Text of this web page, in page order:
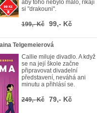
aby toho nebylo málo, říkají
si "drakouni".
199,- Kč 99,- Kč
Telgemeierová
Callie miluje divadlo. A když
se na její škole začne
připravovat divadelní
představení, neváhá ani
minutu a přihlásí se.
249,- Kč 79,- Kč